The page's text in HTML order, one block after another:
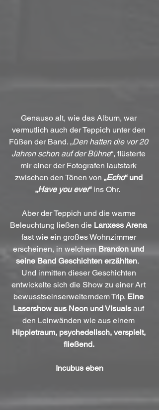
Genauso alt, wie das Album, war
vermutlich auch der Teppich unter den
Füßen der Band. „Den hatten die vor 20
Jahren schon auf der Bühne“, flüsterte
mir einer der Fotografen lautstark
zwischen den Tönen von „Echo“ und
„Have you ever“ ins Ohr.
Aber der Teppich und die warme
Beleuchtung ließen die Lanxess Arena
fast wie ein großes Wohnzimmer
erscheinen, in welchem Brandon und
seine Band Geschichten erzählten.
Und inmitten dieser Geschichten
entwickelte sich die Show zu einer Art
bewusstseinserweiterndem Trip. Eine
Lasershow aus Neon und Visuals auf
den Leinwänden wie aus einem
Hippietraum, psychedelisch, verspielt,
fließend.
Incubus eben